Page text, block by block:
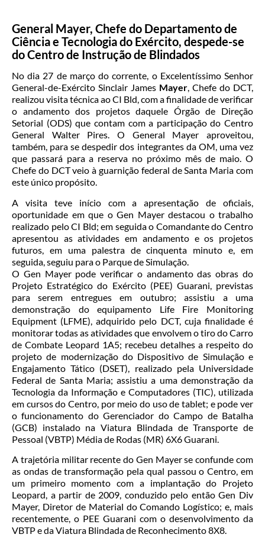
General Mayer, Chefe do Departamento de
Ciência e Tecnologia do Exército, despede-se
do Centro de Instrução de Blindados
No dia 27 de março do corrente, o Excelentíssimo Senhor
General-de-Exército Sinclair James Mayer, Chefe do DCT,
realizou visita técnica ao CI Bld, com a finalidade de verificar
o andamento dos projetos daquele Órgão de Direção
Setorial (ODS) que contam com a participação do Centro
General Walter Pires. O General Mayer aproveitou,
também, para se despedir dos integrantes da OM, uma vez
que passará para a reserva no próximo mês de maio. O
Chefe do DCT veio à guarnição federal de Santa Maria com
este único propósito.
A visita teve início com a apresentação de oficiais,
oportunidade em que o Gen Mayer destacou o trabalho
realizado pelo CI Bld; em seguida o Comandante do Centro
apresentou as atividades em andamento e os projetos
futuros, em uma palestra de cinquenta minuto e, em
seguida, seguiu para o Parque de Simulação.
O Gen Mayer pode verificar o andamento das obras do
Projeto Estratégico do Exército (PEE) Guarani, previstas
para serem entregues em outubro; assistiu a uma
demonstração do equipamento Life Fire Monitoring
Equipment (LFME), adquirido pelo DCT, cuja finalidade é
monitorar todas as atividades que envolvem o tiro do Carro
de Combate Leopard 1A5; recebeu detalhes a respeito do
projeto de modernização do Dispositivo de Simulação e
Engajamento Tático (DSET), realizado pela Universidade
Federal de Santa Maria; assistiu a uma demonstração da
Tecnologia da Informação e Computadores (TIC), utilizada
em cursos do Centro, por meio do uso de tablet; e pode ver
o funcionamento do Gerenciador do Campo de Batalha
(GCB) instalado na Viatura Blindada de Transporte de
Pessoal (VBTP) Média de Rodas (MR) 6X6 Guarani.
A trajetória militar recente do Gen Mayer se confunde com
as ondas de transformação pela qual passou o Centro, em
um primeiro momento com a implantação do Projeto
Leopard, a partir de 2009, conduzido pelo então Gen Div
Mayer, Diretor de Material do Comando Logístico; e, mais
recentemente, o PEE Guarani com o desenvolvimento da
VBTP e da Viatura Blindada de Reconhecimento 8X8.